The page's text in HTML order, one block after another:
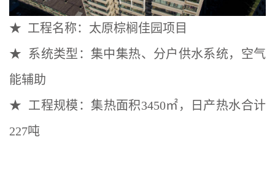
★ 工程名称：太原棕榈佳园项目
★ 系统类型：集中集热、分户供水系统，空气
能辅助
★ 工程规模：集热面积3450㎡，日产热水合计
227吨